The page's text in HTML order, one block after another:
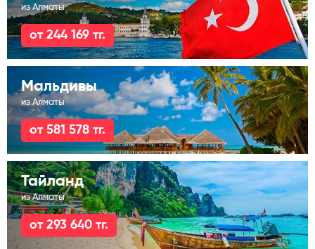
из Алматы
от 244 169 тг.
Мальдивы
из Алматы
от 581 578 тг.
Тайланд
из Алматы
от 293 640 тг.